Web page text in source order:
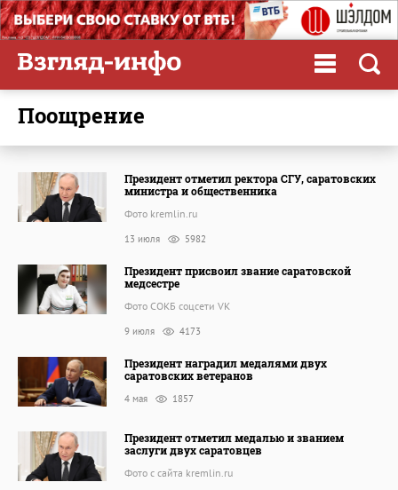
поощрение
Президент отметил ректора СГУ, саратовских
министра и общественника
Фото kremlin.ru
13 июля 5982
Президент присвоил звание саратовской
медсестре
Фото СОКБ соцсети VK
9 июля 4173
Президент наградил медалями двух
саратовских ветеранов
4 мая 1857
Президент отметил медалью и званием
заслуги двух саратовцев
Фото с сайта kremlin.ru